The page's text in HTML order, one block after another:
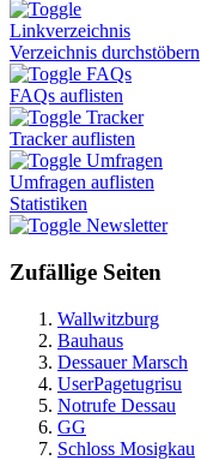
Linkverzeichnis
Verzeichnis durchstöbern
FAQs
FAQs auflisten
Tracker
Tracker auflisten
Umfragen
Umfragen auflisten
Statistiken
Newsletter
Zufällige Seiten
Wallwitzburg
Bauhaus
Dessauer Marsch
UserPagetugrisu
Notrufe Dessau
GG
Schloss Mosigkau